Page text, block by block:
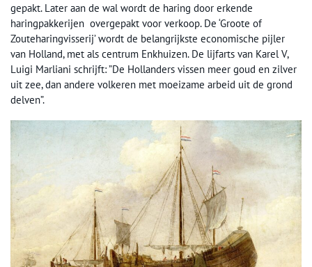
gepakt. Later aan de wal wordt de haring door erkende
haringpakkerijen overgepakt voor verkoop. De ‘Groote of
Zouteharingvisserij’ wordt de belangrijkste economische pijler
van Holland, met als centrum Enkhuizen. De lijfarts van Karel V,
Luigi Marliani schrijft: ”De Hollanders vissen meer goud en zilver
uit zee, dan andere volkeren met moeizame arbeid uit de grond
delven”.